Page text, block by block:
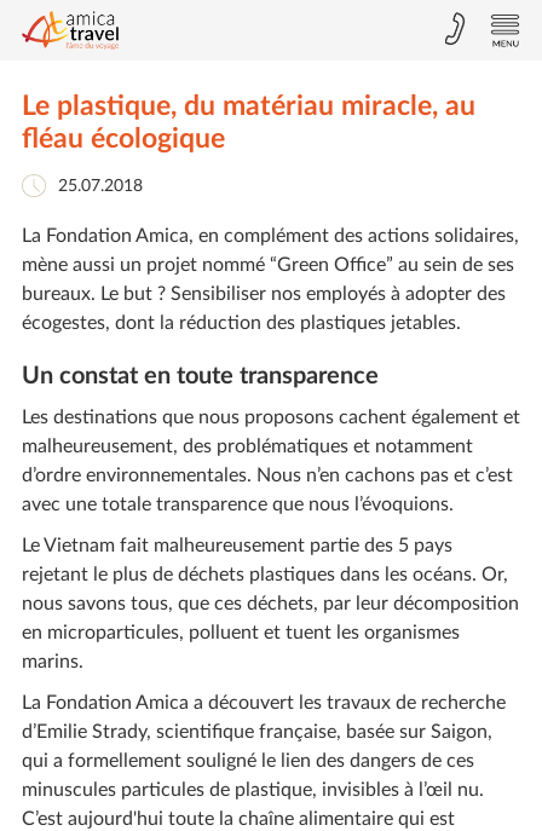
Le plastique, du matériau miracle, au
fléau écologique
25.07.2018
La Fondation Amica, en complément des actions solidaires,
mène aussi un projet nommé “Green Office” au sein de ses
bureaux. Le but ? Sensibiliser nos employés à adopter des
écogestes, dont la réduction des plastiques jetables.
Un constat en toute transparence
Les destinations que nous proposons cachent également et
malheureusement, des problématiques et notamment
d’ordre environnementales. Nous n’en cachons pas et c’est
avec une totale transparence que nous l’évoquions.
Le Vietnam fait malheureusement partie des 5 pays
rejetant le plus de déchets plastiques dans les océans. Or,
nous savons tous, que ces déchets, par leur décomposition
en microparticules, polluent et tuent les organismes
marins.
La Fondation Amica a découvert les travaux de recherche
d’Emilie Strady, scientifique française, basée sur Saigon,
qui a formellement souligné le lien des dangers de ces
minuscules particules de plastique, invisibles à l’œil nu.
C’est aujourd'hui toute la chaîne alimentaire qui est